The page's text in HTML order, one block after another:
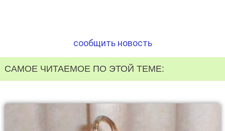
сообщить новость
САМОЕ ЧИТАЕМОЕ ПО ЭТОЙ ТЕМЕ: